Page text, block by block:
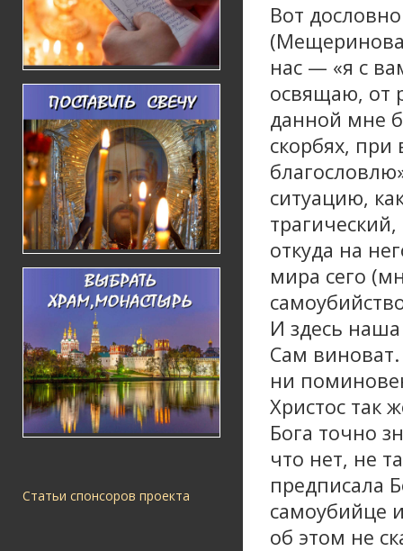
Статьи спонсоров проекта
Вот
нас — «я с
освящаю, от
данной мне
скорбях,
ситуацию,
откуда на
мира сего
И здесь наша
Сам
ни
Христос так
Бога точно
что нет, не
предписала
самоубийце
об этом не